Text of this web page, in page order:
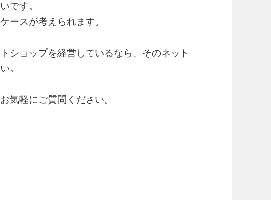
です。
ースが考えられます。
ショップを経営しているなら、そのネット
。
気軽にご質問ください。